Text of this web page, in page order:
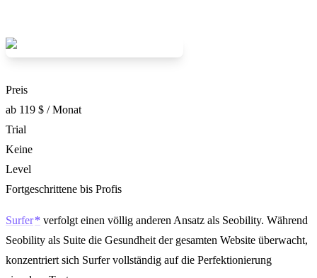
Preis
ab 119 $ / Monat
Trial
Keine
Level
Fortgeschrittene bis Profis
Surfer
verfolgt einen völlig anderen Ansatz als Seobility. Während
Seobility als Suite die Gesundheit der gesamten Website überwacht,
konzentriert sich Surfer vollständig auf die Perfektionierung